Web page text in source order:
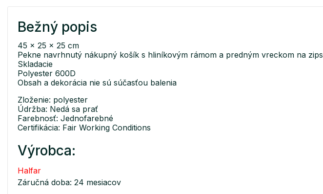
Bežný popis
45 x 25 x 25 cm
Pekne navrhnutý nákupný košík s hliníkovým rámom a predným vreckom na zips
Skladacie
Polyester 600D
Obsah a dekorácia nie sú súčasťou balenia
Zloženie: polyester
Údržba: Nedá sa prať
Farebnosť: Jednofarebné
Certifikácia: Fair Working Conditions
Výrobca:
Halfar
Záručná doba: 24 mesiacov